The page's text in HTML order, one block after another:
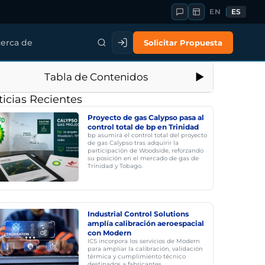
EN ES
de Solicitar Propuesta
Tabla de Contenidos
Recientes
Proyecto de gas Calypso pasa al
control total de bp en Trinidad
bp asumirá el control total del proyecto
de gas Calypso tras adquirir la
participación de Woodside, reforzando
su posición en el mercado de gas de
Trinidad y Tobago.
Industrial Control Solutions
amplía calibración aeroespacial
con Modern
ICS incorpora los servicios de Modern
para ampliar la calibración, validación
térmica y cumplimiento técnico